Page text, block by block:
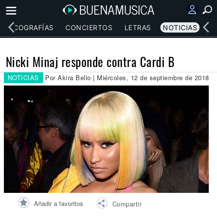
DISCOGRAFÍAS CONCIERTOS LETRAS NOTICIAS
Nicki Minaj responde contra Cardi B
NOTICIAS Por Akira Bello | Miércoles, 12 de septiembre de 2018
Añadir a favoritos Compartir